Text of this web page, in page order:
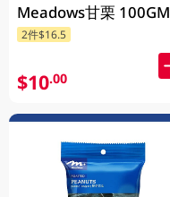
Meadows甘栗 100GM
2件$16.5
$10.00